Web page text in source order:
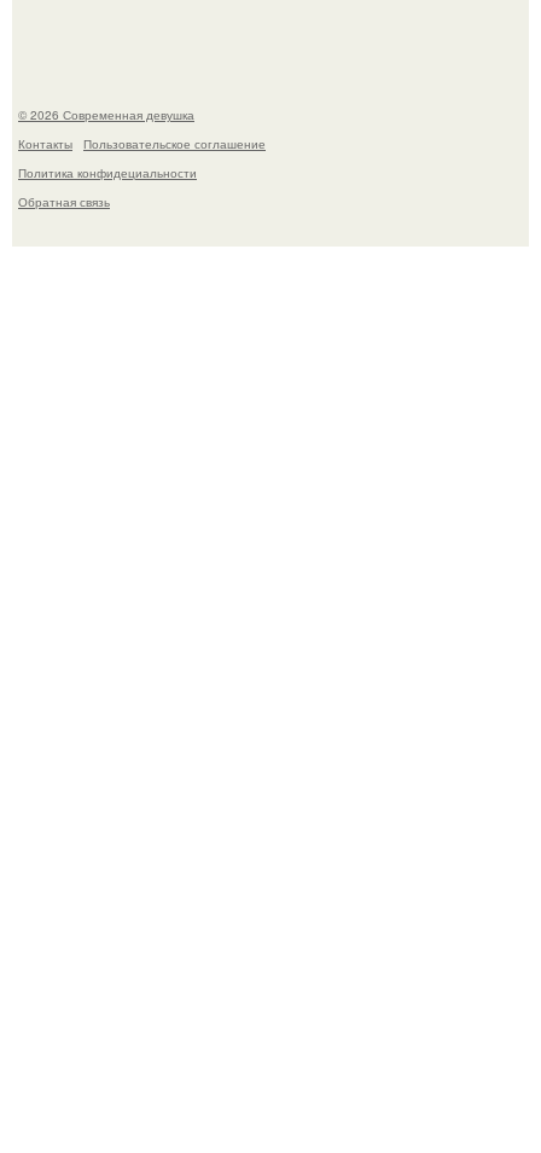
© 2026 Современная девушка
Контакты
Пользовательское соглашение
Политика конфидециальности
Обратная связь